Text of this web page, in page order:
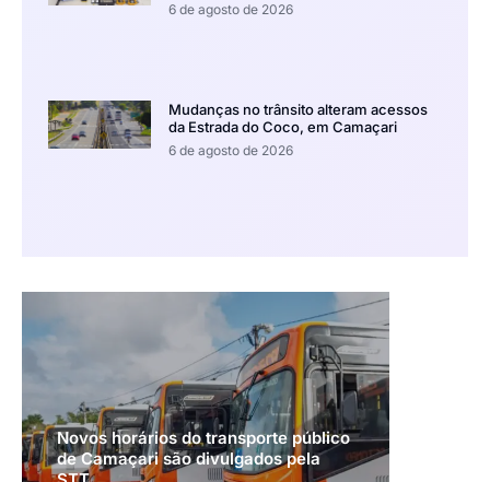
6 de agosto de 2026
Mudanças no trânsito alteram acessos
da Estrada do Coco, em Camaçari
6 de agosto de 2026
Novos horários do transporte público
de Camaçari são divulgados pela